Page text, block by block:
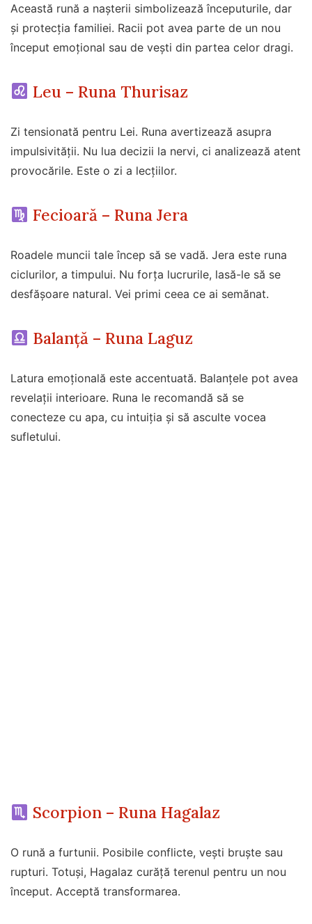
Această rună a nașterii simbolizează începuturile, dar
și protecția familiei. Racii pot avea parte de un nou
început emoțional sau de vești din partea celor dragi.
Leu – Runa Thurisaz
Zi tensionată pentru Lei. Runa avertizează asupra
impulsivității. Nu lua decizii la nervi, ci analizează atent
provocările. Este o zi a lecțiilor.
Fecioară – Runa Jera
Roadele muncii tale încep să se vadă. Jera este runa
ciclurilor, a timpului. Nu forța lucrurile, lasă-le să se
desfășoare natural. Vei primi ceea ce ai semănat.
Balanță – Runa Laguz
Latura emoțională este accentuată. Balanțele pot avea
revelații interioare. Runa le recomandă să se
conecteze cu apa, cu intuiția și să asculte vocea
sufletului.
Scorpion – Runa Hagalaz
O rună a furtunii. Posibile conflicte, vești bruște sau
rupturi. Totuși, Hagalaz curăță terenul pentru un nou
început. Acceptă transformarea.